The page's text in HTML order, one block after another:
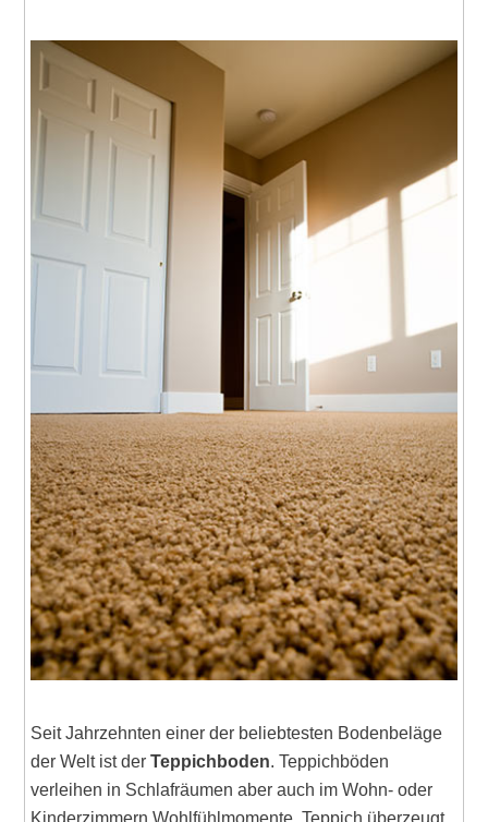
Seit Jahrzehnten einer der beliebtesten Bodenbeläge
der Welt ist derTeppichboden. Teppichböden
verleihen in Schlafräumen aber auch im Wohn- oder
Kinderzimmern Wohlfühlmomente. Teppich überzeugt